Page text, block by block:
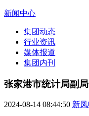
新闻中心
集团动态
行业资讯
媒体报道
集团内刊
张家港市统计局副
2024-08-14 08:44:50 新